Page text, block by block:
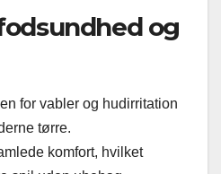
og
for vabler og hudirritation
tørre.
komfort, hvilket